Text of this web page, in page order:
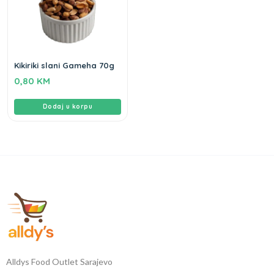
Kikiriki slani Gameha 70g
0,80 KM
Dodaj u korpu
Alldys Food Outlet Sarajevo